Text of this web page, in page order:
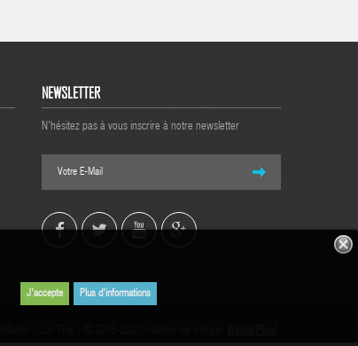
J'accepte Plus d'informations
NEWSLETTER
N'hésitez pas à vous inscrire à notre newsletter